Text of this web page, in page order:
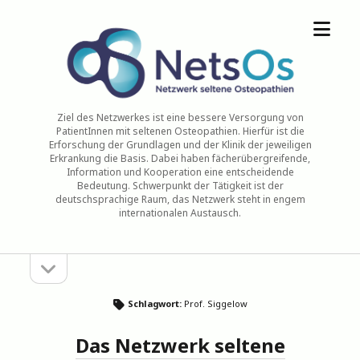
NetsOs
Ziel des Netzwerkes ist eine bessere Versorgung von
PatientInnen mit seltenen Osteopathien. Hierfür ist die
Erforschung der Grundlagen und der Klinik der jeweiligen
Erkrankung die Basis. Dabei haben fächerübergreifende,
Information und Kooperation eine entscheidende
Bedeutung. Schwerpunkt der Tätigkeit ist der
deutschsprachige Raum, das Netzwerk steht in engem
internationalen Austausch.
Menü
Sidebaröffnen
Schlagwort: Prof. Siggelow
Das Netzwerk seltene